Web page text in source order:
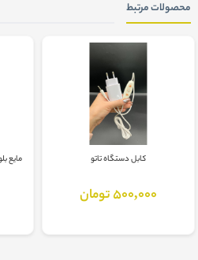
محصولات مرتبط
کابل دستگاه تاتو
500,000 تومان